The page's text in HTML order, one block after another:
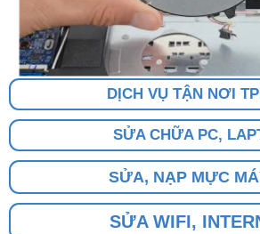
DỊCH VỤ TẬN NƠI
SỬA CHỮA PC,
SỬA, NẠP MỰC
SỬA WIFI,